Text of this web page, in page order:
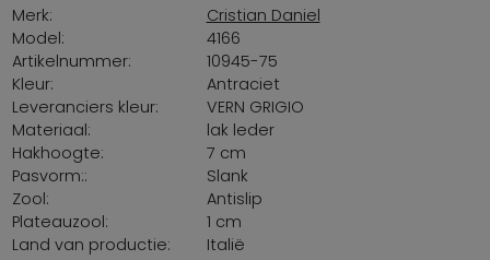
Merk:
Cristian Daniel
Model:
4166
Artikelnummer:
10945-75
Kleur:
Antraciet
Leveranciers kleur:
VERN GRIGIO
Materiaal:
lak leder
Hakhoogte:
7 cm
Pasvorm::
Slank
Zool:
Antislip
Plateauzool:
1 cm
Land van productie:
Italië